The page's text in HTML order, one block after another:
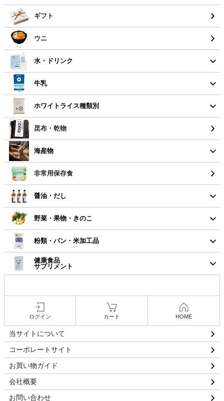
ギフト
ウニ
水・ドリンク
牛乳
ホワイトライス種類別
昆布・乾物
海産物
非常用保存食
醤油・だし
野菜・果物・きのこ
粉類・パン・米加工品
健康食品
サプリメント
ログイン カート HOME
当サイトについて
コーポレートサイト
お買い物ガイド
会社概要
お問い合わせ